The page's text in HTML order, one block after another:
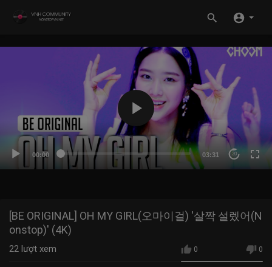
00:00 03:31 20
[BE ORIGINAL] OH MY GIRL(오마이걸) '살짝 설렜어(N
onstop)' (4K)
0 0
22 lượt xem